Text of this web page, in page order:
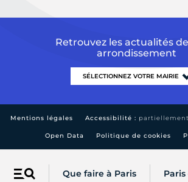
Menu Que faire à Paris
Retrouvez les actualités
arrondissement
Mentions légales Accessibilité :
Open Data Politique de cookies